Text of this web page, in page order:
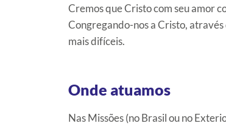
Cremos que Cristo com seu amor
Congregando-nos a Cristo, através
mais difíceis.
Onde atuamos
Nas Missões (no Brasil ou no